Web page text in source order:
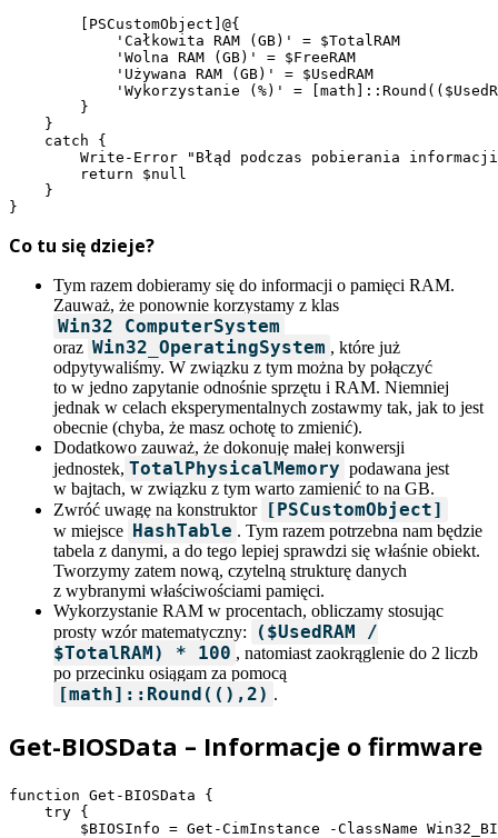
        [PSCustomObject]@{
            'Całkowita RAM (GB)' = $TotalRAM
            'Wolna RAM (GB)' = $FreeRAM
            'Używana RAM (GB)' = $UsedRAM
'Wykorzystanie (%)' =
        }
    }
    catch {
Write-Error "Błąd podczas pobierania
        return $null
    }
}
Co tu się dzieje?
Tym razem dobieramy się do informacji o pamięci RAM.
Zauważ, że ponownie korzystamy z klas
Win32_ComputerSystem
oraz Win32_OperatingSystem , które już
odpytywaliśmy. W związku z tym można by połączyć
to w jedno zapytanie odnośnie sprzętu i RAM. Niemniej
jednak w celach eksperymentalnych zostawmy tak, jak to jest
obecnie (chyba, że masz ochotę to zmienić).
Dodatkowo zauważ, że dokonuję małej konwersji
jednostek, TotalPhysicalMemory podawana jest
w bajtach, w związku z tym warto zamienić to na GB.
Zwróć uwagę na konstruktor [PSCustomObject]
w miejsce HashTable . Tym razem potrzebna nam będzie
tabela z danymi, a do tego lepiej sprawdzi się właśnie obiekt.
Tworzymy zatem nową, czytelną strukturę danych
z wybranymi właściwościami pamięci.
Wykorzystanie RAM w procentach, obliczamy stosując
prosty wzór matematyczny:
($UsedRAM /
$TotalRAM) * 100 , natomiast zaokrąglenie do 2 liczb
po przecinku osiągam za pomocą
[math]::Round((),2) .
Get-BIOSData – Informacje o firmware
function Get-BIOSData {
    try {
$BIOSInfo = Get-CimInstance -ClassName